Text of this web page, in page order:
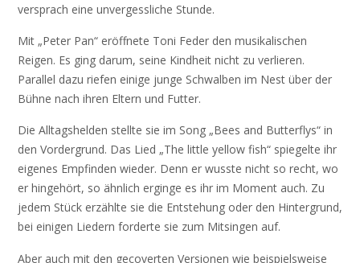
versprach eine unvergessliche Stunde.
Mit „Peter Pan“ eröffnete Toni Feder den musikalischen
Reigen. Es ging darum, seine Kindheit nicht zu verlieren.
Parallel dazu riefen einige junge Schwalben im Nest über der
Bühne nach ihren Eltern und Futter.
Die Alltagshelden stellte sie im Song „Bees and Butterflys“ in
den Vordergrund. Das Lied „The little yellow fish“ spiegelte ihr
eigenes Empfinden wieder. Denn er wusste nicht so recht, wo
er hingehört, so ähnlich erginge es ihr im Moment auch. Zu
jedem Stück erzählte sie die Entstehung oder den Hintergrund,
bei einigen Liedern forderte sie zum Mitsingen auf.
Aber auch mit den gecoverten Versionen wie beispielsweise